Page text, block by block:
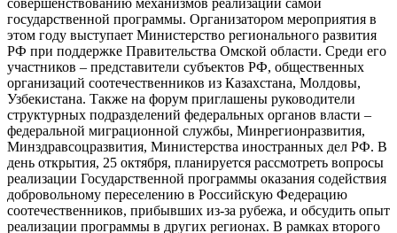
совершенствованию механизмов реализации самой
государственной программы. Организатором мероприятия в
этом году выступает Министерство регионального развития
РФ при поддержке Правительства Омской области. Среди его
участников – представители субъектов РФ, общественных
организаций соотечественников из Казахстана, Молдовы,
Узбекистана. Также на форум приглашены руководители
структурных подразделений федеральных органов власти –
федеральной миграционной службы, Минрегионразвития,
Минздравсоцразвития, Министерства иностранных дел РФ. В
день открытия, 25 октября, планируется рассмотреть вопросы
реализации Государственной программы оказания содействия
добровольному переселению в Российскую Федерацию
соотечественников, прибывших из-за рубежа, и обсудить опыт
реализации программы в других регионах. В рамках второго